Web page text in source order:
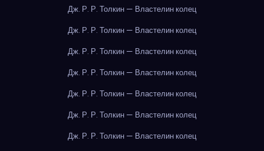
Дж. Р. Р. Толкин — Властелин колец
Дж. Р. Р. Толкин — Властелин колец
Дж. Р. Р. Толкин — Властелин колец
Дж. Р. Р. Толкин — Властелин колец
Дж. Р. Р. Толкин — Властелин колец
Дж. Р. Р. Толкин — Властелин колец
Дж. Р. Р. Толкин — Властелин колец